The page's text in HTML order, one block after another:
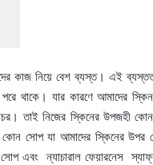
কাজ নিয়ে বেশ ব্যস্ত। এই
থাকে। যার কারণে আমাদের
তাই নিজের স্কিনের উপজহী কোন
সোপ যা আমাদের স্কিনের উপর
এবং ন্যাচারাল ফেয়ারনেস